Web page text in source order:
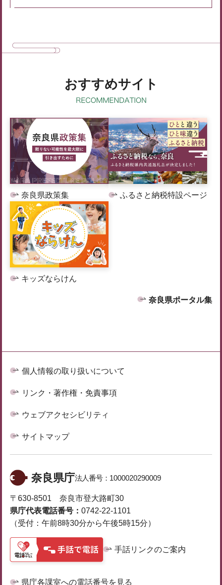
おすすめサイト
奈良県政策集 ふるさと納税特設ページ
キッズならけん
奈良県ポータル集
個人情報の取り扱いについて
リンク・著作権・免責事項
ウェブアクセシビリティ
サイトマップ
奈良県庁法人番号： 1000020290009
〒630-8501 奈良市登大路町30
県庁代表電話番号： 0742-22-1101
（受付：午前8時30分から午後5時15分）
手話リンクのご案内
県庁各課室への電話番号を見る